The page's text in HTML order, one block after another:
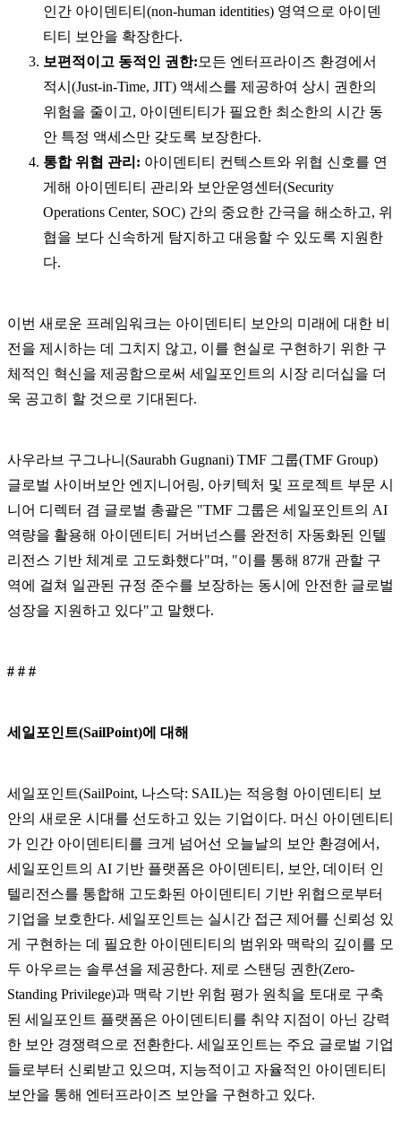
인간 아이덴티티(non-human identities) 영역으로 아이덴
티티 보안을 확장한다.
보편적이고 동적인 권한: 모든 엔터프라이즈 환경에서
적시(Just-in-Time, JIT) 액세스를 제공하여 상시 권한의
위험을 줄이고, 아이덴티티가 필요한 최소한의 시간 동
안 특정 액세스만 갖도록 보장한다.
통합 위협 관리: 아이덴티티 컨텍스트와 위협 신호를 연
게해 아이덴티티 관리와 보안운영센터(Security
Operations Center, SOC) 간의 중요한 간극을 해소하고, 위
협을 보다 신속하게 탐지하고 대응할 수 있도록 지원한
다.
이번 새로운 프레임워크는 아이덴티티 보안의 미래에 대한 비
전을 제시하는 데 그치지 않고, 이를 현실로 구현하기 위한 구
체적인 혁신을 제공함으로써 세일포인트의 시장 리더십을 더
욱 공고히 할 것으로 기대된다.
사우라브 구그나니(Saurabh Gugnani) TMF 그룹(TMF Group)
글로벌 사이버보안 엔지니어링, 아키텍처 및 프로젝트 부문 시
니어 디렉터 겸 글로벌 총괄은 "TMF 그룹은 세일포인트의 AI
역량을 활용해 아이덴티티 거버넌스를 완전히 자동화된 인텔
리전스 기반 체계로 고도화했다"며, "이를 통해 87개 관할 구
역에 걸쳐 일관된 규정 준수를 보장하는 동시에 안전한 글로벌
성장을 지원하고 있다"고 말했다.
# # #
세일포인트(SailPoint)에 대해
세일포인트(SailPoint, 나스닥: SAIL)는 적응형 아이덴티티 보
안의 새로운 시대를 선도하고 있는 기업이다. 머신 아이덴티티
가 인간 아이덴티티를 크게 넘어선 오늘날의 보안 환경에서,
세일포인트의 AI 기반 플랫폼은 아이덴티티, 보안, 데이터 인
텔리전스를 통합해 고도화된 아이덴티티 기반 위협으로부터
기업을 보호한다. 세일포인트는 실시간 접근 제어를 신뢰성 있
게 구현하는 데 필요한 아이덴티티의 범위와 맥락의 깊이를 모
두 아우르는 솔루션을 제공한다. 제로 스탠딩 권한(Zero-
Standing Privilege)과 맥락 기반 위험 평가 원칙을 토대로 구축
된 세일포인트 플랫폼은 아이덴티티를 취약 지점이 아닌 강력
한 보안 경쟁력으로 전환한다. 세일포인트는 주요 글로벌 기업
들로부터 신뢰받고 있으며, 지능적이고 자율적인 아이덴티티
보안을 통해 엔터프라이즈 보안을 구현하고 있다.